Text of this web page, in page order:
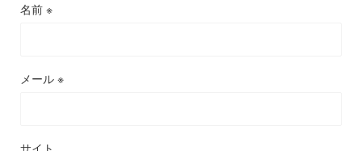
名前 ※
メール ※